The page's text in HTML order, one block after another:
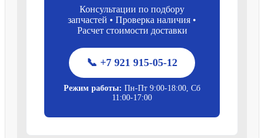
Консультации по подбору
запчастей • Проверка наличия •
Расчет стоимости доставки
📞 +7 921 915-05-12
Режим работы: Пн-Пт 9:00-18:00, Сб
11:00-17:00